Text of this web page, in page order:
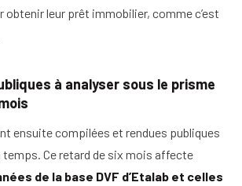
leur prêt immobilier, comme c’est
à analyser sous le prisme
ensuite compilées et rendues publiques
temps. Ce retard de six mois affecte
de la base DVF d’Etalab et celles